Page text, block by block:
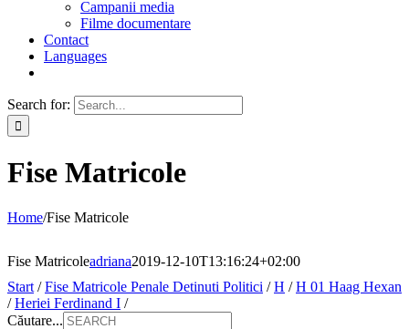
Campanii media
Filme documentare
Contact
Languages
Search for:
Fise Matricole
Home/Fise Matricole
Fise Matricoleadriana2019-12-10T13:16:24+02:00
Start /Fise Matricole Penale Detinuti Politici /H /H 01 Haag Hexan
/Heriei Ferdinand I /
Căutare...